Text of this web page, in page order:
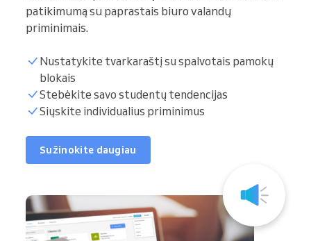
patikimumą su paprastais biuro valandų
priminimais.
Nustatykite tvarkaraštį su spalvotais pamokų
blokais
Stebėkite savo studentų tendencijas
Siųskite individualius priminimus
Sužinokite daugiau